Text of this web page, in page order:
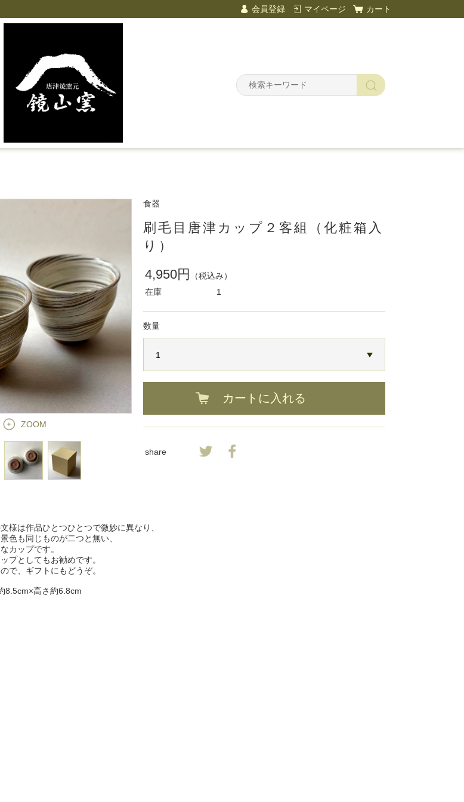
会員登録 マイページ カート
ZOOM
食器
刷毛目唐津カップ２客組（化粧箱入
り）
4,950円
（税込み）
在庫
1
数量
カートに入れる
share
様は作品ひとつひとつで微妙に異なり、
色も同じものが二つと無い、
カップです。
プとしてもお勧めです。
で、ギフトにもどうぞ。
8.5cm×高さ約6.8cm